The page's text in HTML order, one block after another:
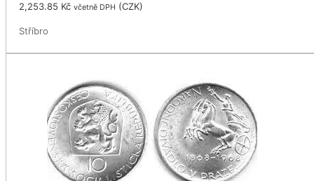
2,253.85 Kč včetně DPH (CZK)
Stříbro